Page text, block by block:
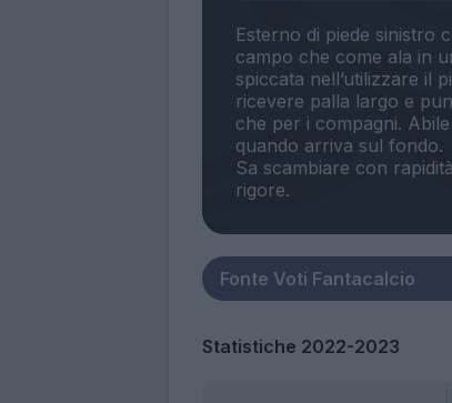
Esterno di piede sinistro
campo che come ala in
spiccata nell’utilizzare il
ricevere palla largo e
che per i compagni.
quando arriva sul fondo.
Sa scambiare con
Statistiche 2022-2023